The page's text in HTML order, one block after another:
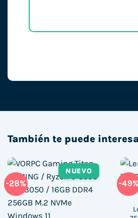
También te puede
-28%
NUEVO
-49%